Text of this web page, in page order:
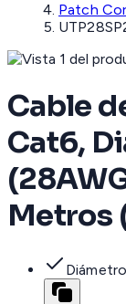
Patch
Cable
Cat6,
Metros